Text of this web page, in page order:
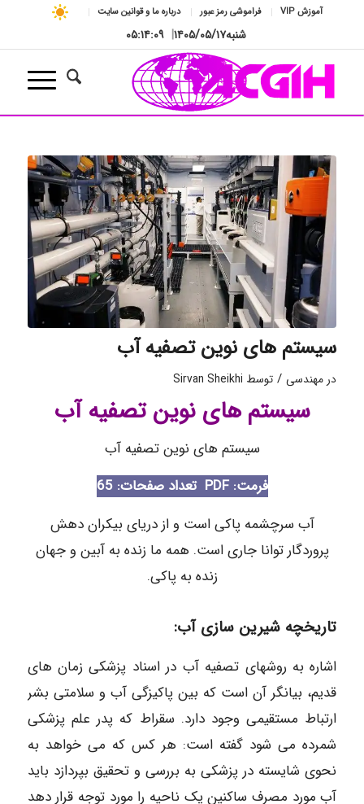
آموزش VIP فراموشی رمز عبور درباره ما و قوانین سایت
شنبه۱۴۰۵/۰۵/۱۷| ۰۵:۱۴:۱۰
سیستم های نوین تصفیه آب
درمهندسی / توسط Sirvan Sheikhi
سیستم های نوین تصفیه آب
سیستم های نوین تصفیه آب
فرمت: PDF
تعداد صفحات: 65
آب سرچشمه پاکی است و از دریای بیکران دهش
پروردگار توانا جاری است. همه ما زنده به آبین و جهان
زنده به پاکی.
تاریخچه شیرین سازی آب:
اشاره به روشهای تصفیه آب در اسناد پزشکی زمان های
قدیم، بیانگر آن است که بین پاکیزگی آب و سلامتی بشر
ارتباط مستقیمی وجود دارد. سقراط که پدر علم پزشکی
شمرده می شود گفته است: هر کس که می خواهد به
نحوی شایسته در پزشکی به بررسی و تحقیق بپردازد باید
آب مورد مصرف ساکنین یک ناحیه را مورد توجه قرار دهد